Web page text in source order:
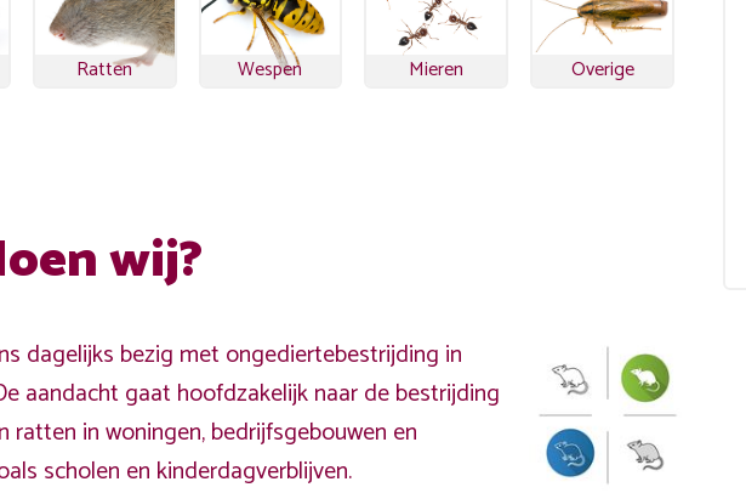
Ratten Wespen Mieren Overige
wij?
dagelijks bezig met ongediertebestrijding in
aandacht gaat hoofdzakelijk naar de bestrijding
ratten in woningen, bedrijfsgebouwen en
scholen en kinderdagverblijven.